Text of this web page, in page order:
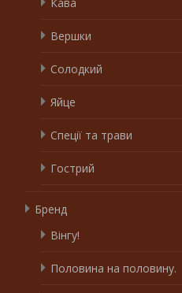
Кава
Вершки
Солодкий
Яйце
Спеції та трави
Гострий
Бренд
Вінгу!
Половина на половину.